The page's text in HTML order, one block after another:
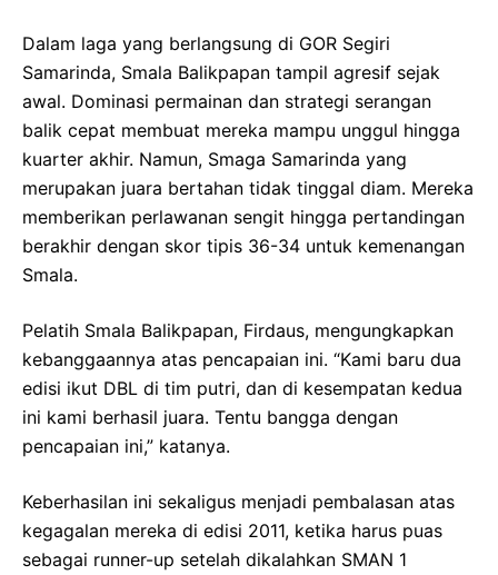
Dalam laga yang berlangsung di GOR Segiri
Samarinda, Smala Balikpapan tampil agresif sejak
awal. Dominasi permainan dan strategi serangan
balik cepat membuat mereka mampu unggul hingga
kuarter akhir. Namun, Smaga Samarinda yang
merupakan juara bertahan tidak tinggal diam. Mereka
memberikan perlawanan sengit hingga pertandingan
berakhir dengan skor tipis 36-34 untuk kemenangan
Smala.
Pelatih Smala Balikpapan, Firdaus, mengungkapkan
kebanggaannya atas pencapaian ini. “Kami baru dua
edisi ikut DBL di tim putri, dan di kesempatan kedua
ini kami berhasil juara. Tentu bangga dengan
pencapaian ini,” katanya.
Keberhasilan ini sekaligus menjadi pembalasan atas
kegagalan mereka di edisi 2011, ketika harus puas
sebagai runner-up setelah dikalahkan SMAN 1